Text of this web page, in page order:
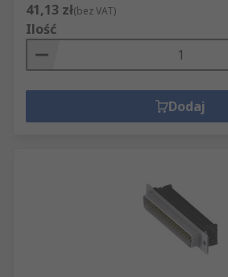
41,13 zł(bez VAT)
Ilość
Dodaj